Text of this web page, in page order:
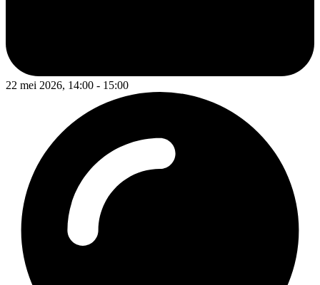
22 mei 2026, 14:00 - 15:00